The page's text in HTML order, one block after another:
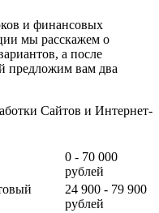
и финансовых
мы расскажем о
а после
предложим вам два
Сайтов и Интернет-
0 - 70 000
рублей
24 900 - 79 900
рублей